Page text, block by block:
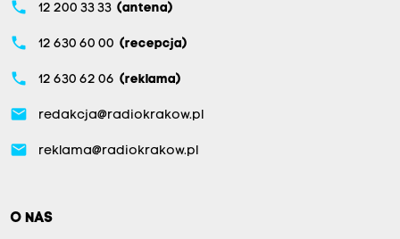
phone 12 200 33 33 (antena)
phone 12 630 60 00 (recepcja)
phone 12 630 62 06 (reklama)
email redakcja@radiokrakow.pl
email reklama@radiokrakow.pl
O NAS